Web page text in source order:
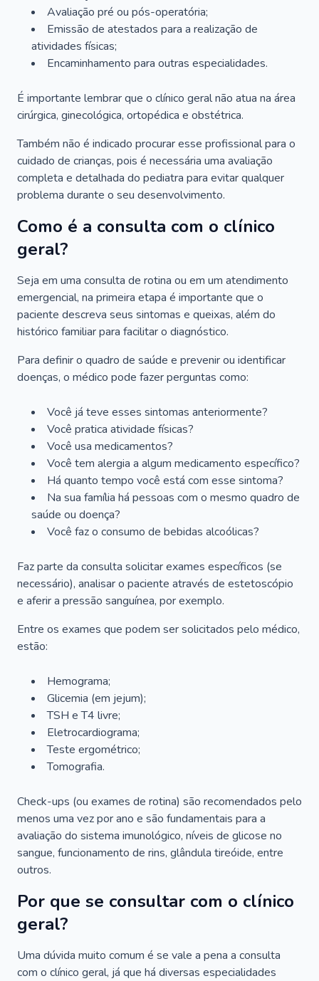
Avaliação pré ou pós-operatória;
Emissão de atestados para a realização de
atividades físicas;
Encaminhamento para outras especialidades.
É importante lembrar que o clínico geral não atua na área
cirúrgica, ginecológica, ortopédica e obstétrica.
Também não é indicado procurar esse profissional para o
cuidado de crianças, pois é necessária uma avaliação
completa e detalhada do pediatra para evitar qualquer
problema durante o seu desenvolvimento.
Como é a consulta com o clínico
geral?
Seja em uma consulta de rotina ou em um atendimento
emergencial, na primeira etapa é importante que o
paciente descreva seus sintomas e queixas, além do
histórico familiar para facilitar o diagnóstico.
Para definir o quadro de saúde e prevenir ou identificar
doenças, o médico pode fazer perguntas como:
Você já teve esses sintomas anteriormente?
Você pratica atividade físicas?
Você usa medicamentos?
Você tem alergia a algum medicamento específico?
Há quanto tempo você está com esse sintoma?
Na sua família há pessoas com o mesmo quadro de
saúde ou doença?
Você faz o consumo de bebidas alcoólicas?
Faz parte da consulta solicitar exames específicos (se
necessário), analisar o paciente através de estetoscópio
e aferir a pressão sanguínea, por exemplo.
Entre os exames que podem ser solicitados pelo médico,
estão:
Hemograma;
Glicemia (em jejum);
TSH e T4 livre;
Eletrocardiograma;
Teste ergométrico;
Tomografia.
Check-ups (ou exames de rotina) são recomendados pelo
menos uma vez por ano e são fundamentais para a
avaliação do sistema imunológico, níveis de glicose no
sangue, funcionamento de rins, glândula tireóide, entre
outros.
Por que se consultar com o clínico
geral?
Uma dúvida muito comum é se vale a pena a consulta
com o clínico geral, já que há diversas especialidades